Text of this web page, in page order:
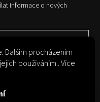
Dalším procházením
používáním.. Více
informace o nových
ochrany osobních údajů